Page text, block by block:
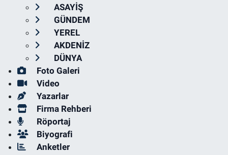
ASAYİŞ
GÜNDEM
YEREL
AKDENİZ
DÜNYA
Foto Galeri
Video
Yazarlar
Firma Rehberi
Röportaj
Biyografi
Anketler